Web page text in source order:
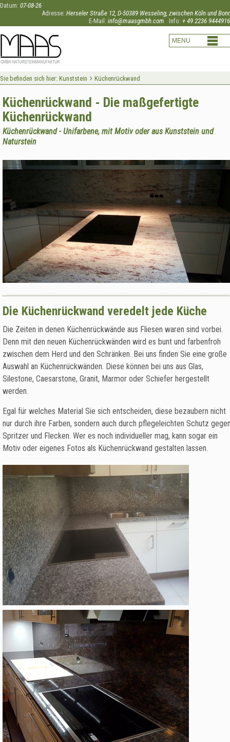
Datum: 07-08-26
Adresse: Herseler Straße 12, D-50389 Wesseling, zwischen Köln und
Info: + 49 2236 9444916
E-Mail: info@maasgmbh.com
Sie befinden sich hier: Kunststein › Küchenrückwand
Küchenrückwand - Die maßgefertigte
Küchenrückwand
Küchenrückwand - Unifarbene, mit Motiv oder aus Kunststein und
Naturstein
Die Küchenrückwand veredelt jede Küche
Die Zeiten in denen Küchenrückwände aus Fliesen waren sind vorbei.
Denn mit den neuen Küchenrückwänden wird es bunt und farbenfroh
zwischen dem Herd und den Schränken. Bei uns finden Sie eine große
Auswahl an Küchenrückwänden. Diese können bei uns aus Glas,
Silestone, Caesarstone, Granit, Marmor oder Schiefer hergestellt
werden.
Egal für welches Material Sie sich entscheiden, diese bezaubern nicht
nur durch ihre Farben, sondern auch durch pflegeleichten Schutz
Spritzer und Flecken. Wer es noch individueller mag, kann sogar ein
Motiv oder eigenes Fotos als Küchenrückwand gestalten lassen.